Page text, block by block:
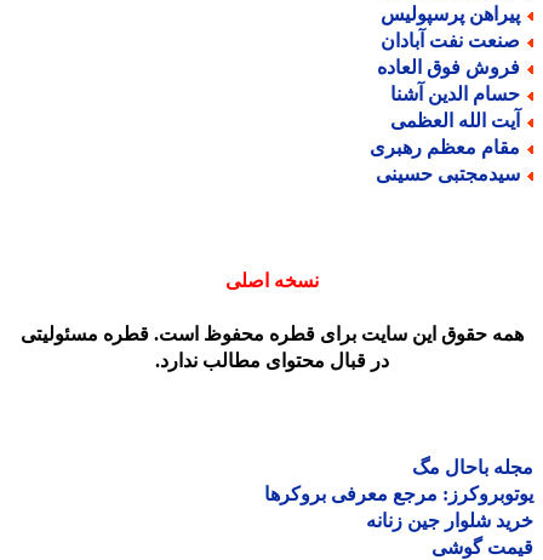
پرسپولیس
نفت آبادان
فوق العاده
الدین آشنا
الله العظمی
معظم رهبری
حسینی
نسخه اصلی
حقوق این سایت برای قطره محفوظ است. قطره مسئولیتی
در قبال محتوای مطالب ندارد.
باحال مگ
مرجع معرفی بروکرها
شلوار جین زنانه
گوشی